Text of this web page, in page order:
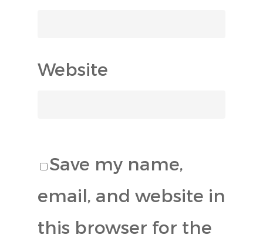
Website
Save my name,
email, and website in
this browser for the